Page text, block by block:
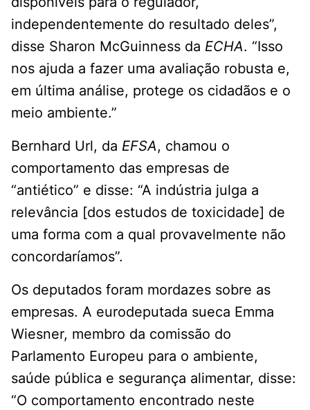
independentemente do resultado deles”,
disse Sharon McGuinness da ECHA. “Isso
nos ajuda a fazer uma avaliação robusta e,
em última análise, protege os cidadãos e o
meio ambiente.”
Bernhard Url, da EFSA, chamou o
comportamento das empresas de
“antiético” e disse: “A indústria julga a
relevância [dos estudos de toxicidade] de
uma forma com a qual provavelmente não
concordaríamos”.
Os deputados foram mordazes sobre as
empresas. A eurodeputada sueca Emma
Wiesner, membro da comissão do
Parlamento Europeu para o ambiente,
saúde pública e segurança alimentar, disse:
“O comportamento encontrado neste